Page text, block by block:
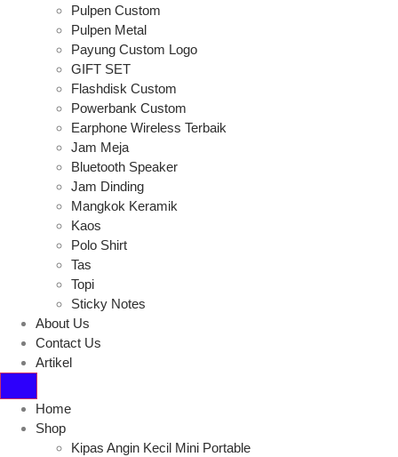
Pulpen Custom
Pulpen Metal
Payung Custom Logo
GIFT SET
Flashdisk Custom
Powerbank Custom
Earphone Wireless Terbaik
Jam Meja
Bluetooth Speaker
Jam Dinding
Mangkok Keramik
Kaos
Polo Shirt
Tas
Topi
Sticky Notes
About Us
Contact Us
Artikel
Home
Shop
Kipas Angin Kecil Mini Portable